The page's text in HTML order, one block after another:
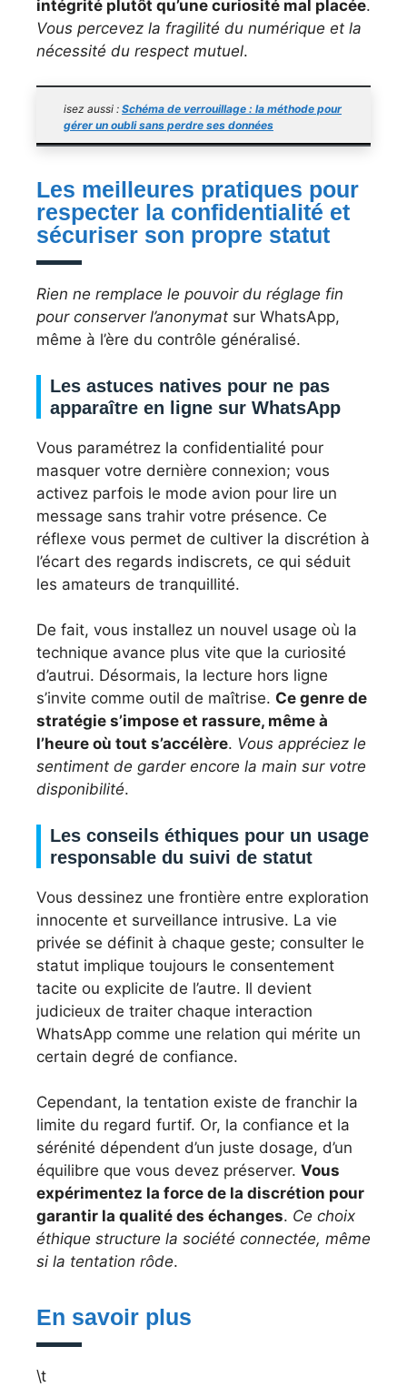
intégrité plutôt qu’une curiosité mal placée.
Vous percevez la fragilité du numérique et la
nécessité du respect mutuel.
isez aussi : Schéma de verrouillage : la méthode pour
gérer un oubli sans perdre ses données
Les meilleures pratiques pour
respecter la confidentialité et
sécuriser son propre statut
Rien ne remplace le pouvoir du réglage fin
pour conserver l’anonymat sur WhatsApp,
même à l’ère du contrôle généralisé.
Les astuces natives pour ne pas
apparaître en ligne sur WhatsApp
Vous paramétrez la confidentialité pour
masquer votre dernière connexion; vous
activez parfois le mode avion pour lire un
message sans trahir votre présence. Ce
réflexe vous permet de cultiver la discrétion à
l’écart des regards indiscrets, ce qui séduit
les amateurs de tranquillité.
De fait, vous installez un nouvel usage où la
technique avance plus vite que la curiosité
d’autrui. Désormais, la lecture hors ligne
s’invite comme outil de maîtrise. Ce genre de
stratégie s’impose et rassure, même à
l’heure où tout s’accélère. Vous appréciez le
sentiment de garder encore la main sur votre
disponibilité.
Les conseils éthiques pour un usage
responsable du suivi de statut
Vous dessinez une frontière entre exploration
innocente et surveillance intrusive. La vie
privée se définit à chaque geste; consulter le
statut implique toujours le consentement
tacite ou explicite de l’autre. Il devient
judicieux de traiter chaque interaction
WhatsApp comme une relation qui mérite un
certain degré de confiance.
Cependant, la tentation existe de franchir la
limite du regard furtif. Or, la confiance et la
sérénité dépendent d’un juste dosage, d’un
équilibre que vous devez préserver. Vous
expérimentez la force de la discrétion pour
garantir la qualité des échanges. Ce choix
éthique structure la société connectée, même
si la tentation rôde.
En savoir plus
\t